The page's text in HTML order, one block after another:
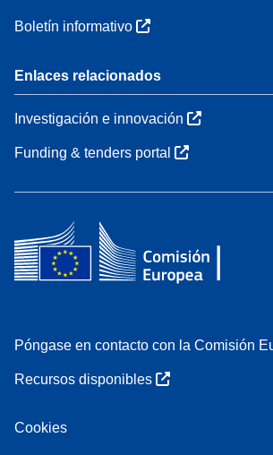
Boletín informativo
Enlaces relacionados
Investigación e innovación
Funding & tenders portal
Póngase en contacto con la Comisión
Recursos disponibles
Cookies